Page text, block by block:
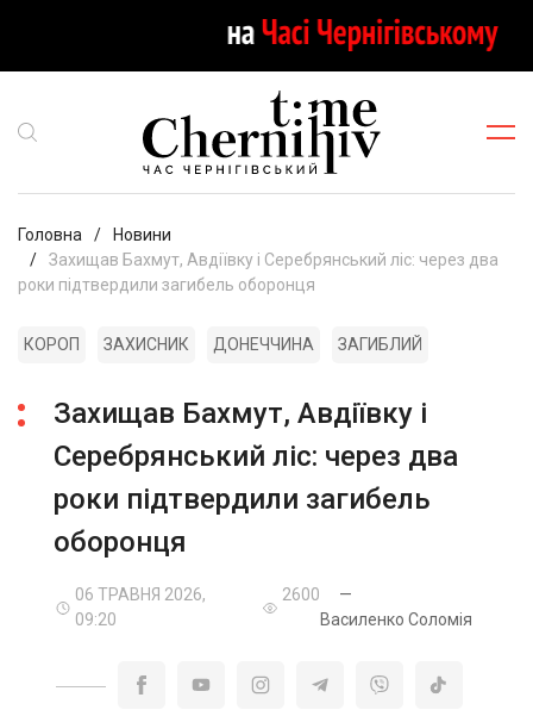
Головна
Новини
Захищав Бахмут, Авдіївку і Серебрянський ліс: через два
роки підтвердили загибель оборонця
КОРОП ЗАХИСНИК ДОНЕЧЧИНА ЗАГИБЛИЙ
Захищав Бахмут, Авдіївку і
Серебрянський ліс: через два
роки підтвердили загибель
оборонця
06 ТРАВНЯ 2026,
09:20
2600
—
Василенко Соломія